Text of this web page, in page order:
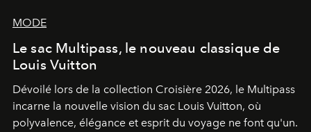
MODE
Le sac Multipass, le nouveau classique de
Louis Vuitton
Dévoilé lors de la collection Croisière 2026, le Multipass
incarne la nouvelle vision du sac Louis Vuitton, où
polyvalence, élégance et esprit du voyage ne font qu'un.